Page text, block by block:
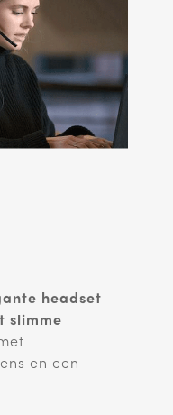
headset
slimme
en een